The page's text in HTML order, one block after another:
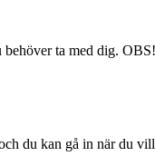
ta med dig.
du kan gå in när du